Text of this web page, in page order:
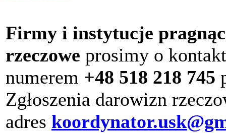
Firmy i instytucje
rzeczowe prosimy o
numerem +48 518 218 745
Zgłoszenia darowizn
adres